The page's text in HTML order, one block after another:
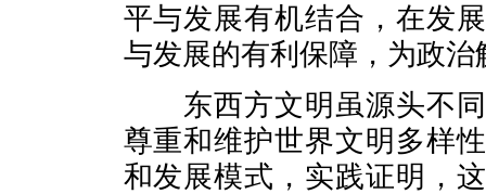
平与发展有机结合，在发
与发展的有利保障，为政
东西方文明虽源头不同
尊重和维护世界文明多样
和发展模式，实践证明，